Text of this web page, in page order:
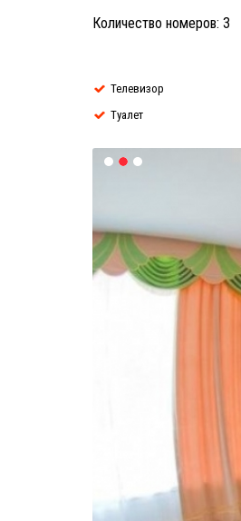
Количество номеров: 3
Телевизор
Туалет